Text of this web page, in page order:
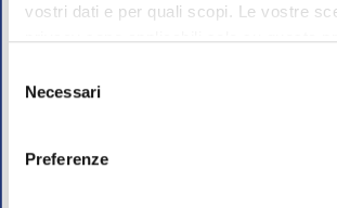
vostri dati e per quali scopi. Le vostre
privacy sono applicabili solo su questa
modificare o revocare il proprio consenso
momento dalla Dichiarazione sui cookie
delNecessari
Preferenze
CHIUSURA